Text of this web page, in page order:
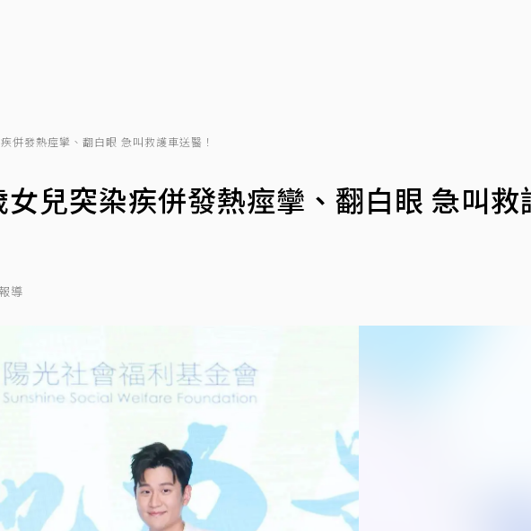
併發熱痙攣、翻白眼 急叫救護車送醫！
兒突染疾併發熱痙攣、翻白眼 急叫救
導